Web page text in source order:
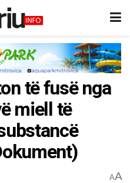
të fusë nga
miell të
AA